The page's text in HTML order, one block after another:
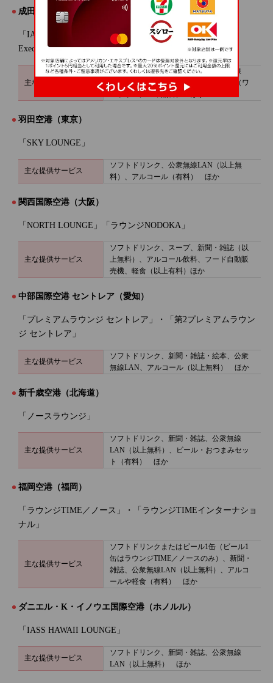
成田国際空港（千葉）
「IASS Executive Lounge1」（第1ターミナル）／「IASS
Executive Lounge2」（第2ターミナル）
主な提供サービス
ソフトドリンク、新聞・雑誌、公衆無線
LAN、FAX（以上無料）、アルコール（ワ
ンドリンクのみ無料） ほか
羽田空港（東京）
「SKY LOUNGE」
主な提供サービス
ソフトドリンク、公衆無線LAN（以上無
料）、アルコール（有料） ほか
関西国際空港（大阪）
「NORTH LOUNGE」「ラウンジNODOKA」
主な提供サービス
ソフトドリンク、スープ、新聞・雑誌（以
上無料）、アルコール飲料、フード自動販
売機、軽食（以上有料）ほか
中部国際空港 セントレア（愛知）
「プレミアムラウンジ セントレア」・「第2プレミアムラウン
ジ セントレア」
主な提供サービス
ソフトドリンク、新聞・雑誌・絵本、公衆
無線LAN、アルコール（以上無料） ほか
新千歳空港（北海道）
「ノースラウンジ」
主な提供サービス
ソフトドリンク、新聞・雑誌、公衆無線
LAN（以上無料）、ビール・おつまみセッ
ト（有料） ほか
福岡空港（福岡）
「ラウンジTIME／ノース」・「ラウンジTIMEインターナショ
ナル」
主な提供サービス
ソフトドリンクまたはビール1缶（ビール1
缶はラウンジTIME／ノースのみ）、新聞・
雑誌、公衆無線LAN（以上無料）、アルコ
ールや軽食（有料） ほか
ダニエル・K・イノウエ国際空港（ホノルル）
「IASS HAWAII LOUNGE」
主な提供サービス
ソフトドリンク、新聞・雑誌、公衆無線
LAN（以上無料） ほか